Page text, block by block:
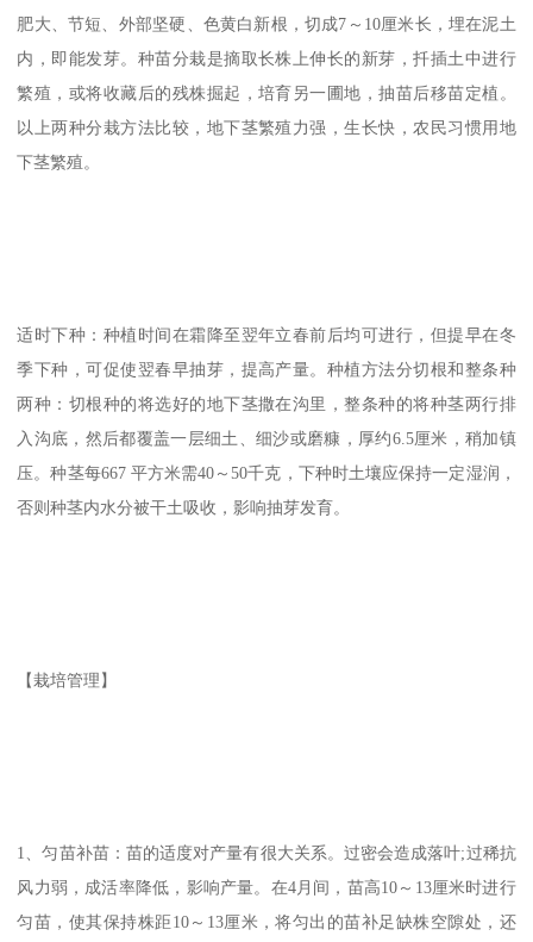
肥大、节短、外部坚硬、色黄白新根，切成7～10厘米长，埋在泥土
内，即能发芽。种苗分栽是摘取长株上伸长的新芽，扦插土中进行
繁殖，或将收藏后的残株掘起，培育另一圃地，抽苗后移苗定植。
以上两种分栽方法比较，地下茎繁殖力强，生长快，农民习惯用地
下茎繁殖。
适时下种：种植时间在霜降至翌年立春前后均可进行，但提早在冬
季下种，可促使翌春早抽芽，提高产量。种植方法分切根和整条种
两种：切根种的将选好的地下茎撒在沟里，整条种的将种茎两行排
入沟底，然后都覆盖一层细土、细沙或磨糠，厚约6.5厘米，稍加镇
压。种茎每667 平方米需40～50千克，下种时土壤应保持一定湿润，
否则种茎内水分被干土吸收，影响抽芽发育。
【栽培管理】
1、匀苗补苗：苗的适度对产量有很大关系。过密会造成落叶;过稀抗
风力弱，成活率降低，影响产量。在4月间，苗高10～13厘米时进行
匀苗，使其保持株距10～13厘米，将匀出的苗补足缺株空隙处，还